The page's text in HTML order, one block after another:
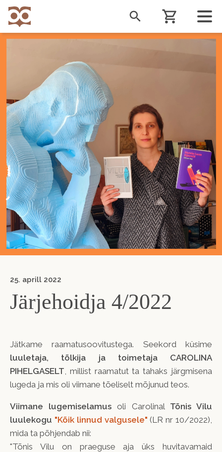
Liigu
edasi
põhisisu
juurde
25. aprill 2022
Järjehoidja 4/2022
Jätkame raamatusoovitustega. Seekord küsime
luuletaja, tõlkija ja toimetaja CAROLINA
PIHELGASELT, millist raamatut ta tahaks järgmisena
lugeda ja mis oli viimane tõeliselt mõjunud teos.
Viimane lugemiselamus oli Carolinal Tõnis Vilu
luulekogu "Kõik linnud valgusele" (LR nr 10/2022),
mida ta põhjendab nii:
"Tõnis Vilu on praeguse aja üks huvitavamaid